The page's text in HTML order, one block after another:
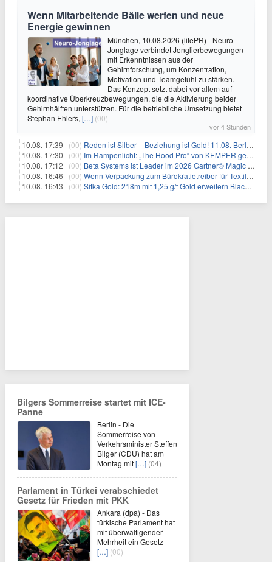
Wenn Mitarbeitende Bälle werfen und neue
Energie gewinnen
München, 10.08.2026 (lifePR) - Neuro-
Jonglage verbindet Jonglierbewegungen
mit Erkenntnissen aus der
Gehirnforschung, um Konzentration,
Motivation und Teamgefühl zu stärken.
Das Konzept setzt dabei vor allem auf
koordinative Überkreuzbewegungen, die die Aktivierung beider
Gehirnhälften unterstützen. Für die betriebliche Umsetzung bietet
Stephan Ehlers, […] (00)
vor 4 Stunden
10.08. 17:39 | (00) Reden ist Silber – Beziehung ist Gold! 11.08. Berlin – 18:30 Uhr
10.08. 17:30 | (00) Im Rampenlicht: „The Hood Pro“ von KEMPER gewinnt den Red Dot Design Award 2026
10.08. 17:12 | (00) Beta Systems ist Leader im 2026 Gartner® Magic Quadrant™ für Service Orchestration and Automation Platforms (SOAP)
10.08. 16:46 | (00) Wenn Verpackung zum Bürokratietreiber für Textilunternehmen wird
10.08. 16:43 | (00) Sitka Gold: 218m mit 1,25 g/t Gold erweitern Blackjack massiv
Bilgers Sommerreise startet mit ICE-
Panne
Berlin - Die
Sommerreise von
Verkehrsminister Steffen
Bilger (CDU) hat am
Montag mit[…] (04)
Parlament in Türkei verabschiedet
Gesetz für Frieden mit PKK
Ankara (dpa) - Das
türkische Parlament hat
mit überwältigender
Mehrheit ein Gesetz
[…] (00)